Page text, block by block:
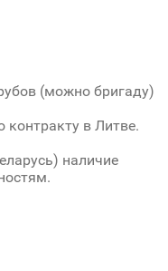
(можно бригаду)
контракту в Литве.
наличие